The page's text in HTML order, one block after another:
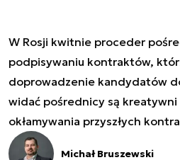
W Rosji kwitnie proceder
podpisywaniu kontraktów,
doprowadzenie kandydatów
widać pośrednicy są
okłamywania przyszłych
Michał Bruszewski